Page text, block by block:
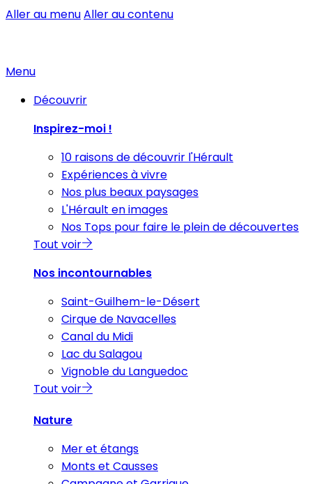
Aller au menuAller au contenu
Menu
Découvrir
Inspirez-moi !
10 raisons de découvrir l'Hérault
Expériences à vivre
Nos plus beaux paysages
L'Hérault en images
Nos Tops pour faire le plein de découvertes
Tout voir
Nos incontournables
Saint-Guilhem-le-Désert
Cirque de Navacelles
Canal du Midi
Lac du Salagou
Vignoble du Languedoc
Tout voir
Nature
Mer et étangs
Monts et Causses